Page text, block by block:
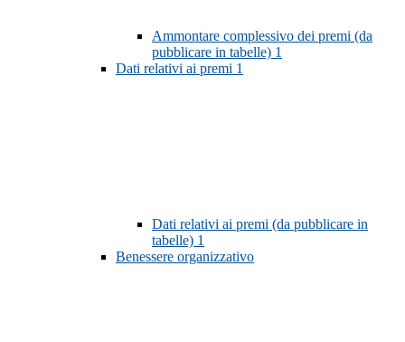
Ammontare complessivo dei premi (da
pubblicare in tabelle) 1
Dati relativi ai premi 1
Dati relativi ai premi (da pubblicare in
tabelle) 1
Benessere organizzativo